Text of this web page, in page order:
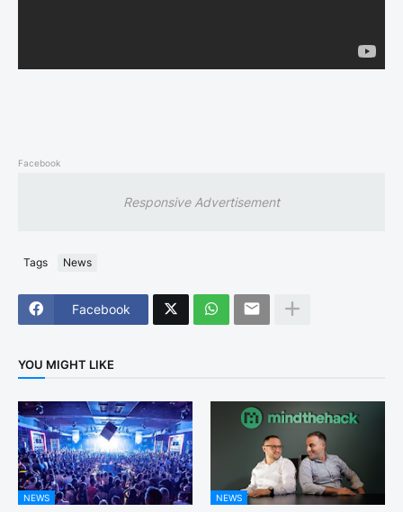
Facebook
Responsive Advertisement
Tags News
Facebook
YOU MIGHT LIKE
NEWS NEWS